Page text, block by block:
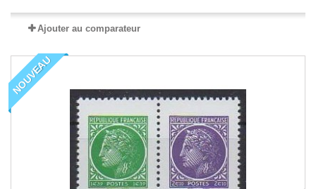
Ajouter au comparateur
NOUVEAU